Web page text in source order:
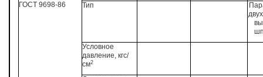
ГОСТ 9698-86
Тип
Условное
давление, кгс/
см2